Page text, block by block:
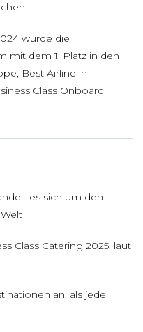
wurde die
mit dem 1. Platz in den
Best Airline in
Class Onboard
es sich um den
Class Catering 2025, laut
an, als jede